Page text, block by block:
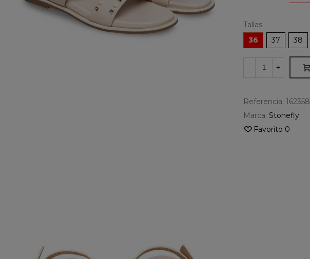
Tallas
36
37 38
- +
Referencia: 162358
Marca: Stonefly
Favorito 0